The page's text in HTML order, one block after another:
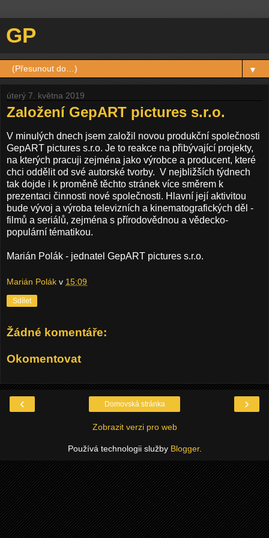
GP
▼
úterý 7. května 2019
Založení GepART pictures s.r.o.
V minulých dnech jsem založil novou produkční společnosti
GepART pictures s.r.o. Je to reakce na přibývající projekty,
na kterých pracuji zejména jako výrobce a producent, které
chci oddělit od své autorské tvorby. V nejbližších týdnech
tak dojde i k proměně těchto stránek více směrem k
prezentaci činnosti nové společnosti. Hlavní její aktivitou
bude vývoj a výroba televizních a kinematografických děl -
filmů a seriálů, zejména s přírodovědnou a vědecko-
populární tématikou.
Marián Polák - jednatel GepART pictures s.r.o.
Marián Polák v 15:09
Sdílet
Žádné komentáře:
Okomentovat
‹ ›
Domovská stránka
Zobrazit verzi pro web
Používá technologii služby Blogger.